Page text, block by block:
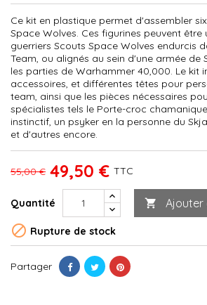
Ce kit en plastique permet d'assembler
Space Wolves. Ces figurines peuvent être
guerriers Scouts Space Wolves endurcis
Team, ou alignés au sein d'une armée de
les parties de Warhammer 40,000. Le kit
accessoires, et différentes têtes pour
team, ainsi que les pièces nécessaires
spécialistes tels le Porte-croc
instinctif, un psyker en la personne du
et d'autres encore.
55,00 € 49,50 € TTC
Quantité  Ajouter
 Rupture de stock
Partager